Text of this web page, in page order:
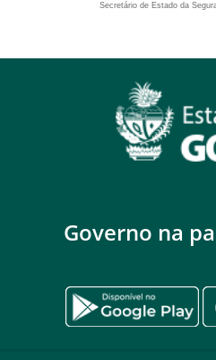
Secretário de Estado da
Governo na